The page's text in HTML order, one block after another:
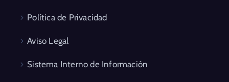
Política de Privacidad
Aviso Legal
Sistema Interno de Información